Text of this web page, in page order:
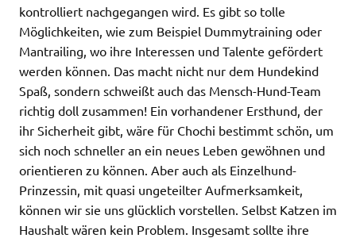
kontrolliert nachgegangen wird. Es gibt so tolle
Möglichkeiten, wie zum Beispiel Dummytraining oder
Mantrailing, wo ihre Interessen und Talente gefördert
werden können. Das macht nicht nur dem Hundekind
Spaß, sondern schweißt auch das Mensch-Hund-Team
richtig doll zusammen! Ein vorhandener Ersthund, der
ihr Sicherheit gibt, wäre für Chochi bestimmt schön, um
sich noch schneller an ein neues Leben gewöhnen und
orientieren zu können. Aber auch als Einzelhund-
Prinzessin, mit quasi ungeteilter Aufmerksamkeit,
können wir sie uns glücklich vorstellen. Selbst Katzen im
Haushalt wären kein Problem. Insgesamt sollte ihre